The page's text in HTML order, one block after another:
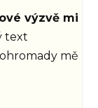
výzvě mi
text
mě